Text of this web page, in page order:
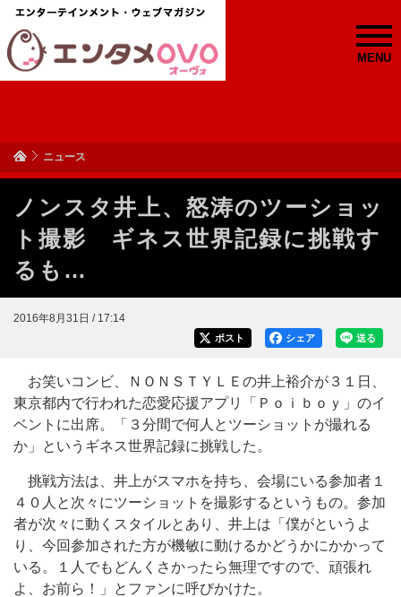
MENU
ニュース
ノンスタ井上、怒涛のツーショッ
ト撮影 ギネス世界記録に挑戦す
るも…
2016年8月31日 / 17:14
送る
シェア
ポスト
お笑いコンビ、ＮＯＮＳＴＹＬＥの井上裕介が３１日、
東京都内で行われた恋愛応援アプリ「Ｐｏｉｂｏｙ」のイ
ベントに出席。「３分間で何人とツーショットが撮れる
か」というギネス世界記録に挑戦した。
挑戦方法は、井上がスマホを持ち、会場にいる参加者１
４０人と次々にツーショットを撮影するというもの。参加
者が次々に動くスタイルとあり、井上は「僕がというよ
り、今回参加された方が機敏に動けるかどうかにかかって
いる。１人でもどんくさかったら無理ですので、頑張れ
よ、お前ら！」とファンに呼びかけた。